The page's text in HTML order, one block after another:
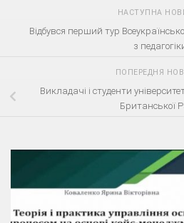
НАСТУПНА
Відбувся перший тур
з
ПОПЕРЕДНЯ
Викладачі і студенти
Британської